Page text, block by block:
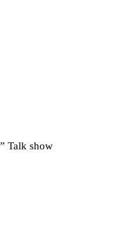
Talk show